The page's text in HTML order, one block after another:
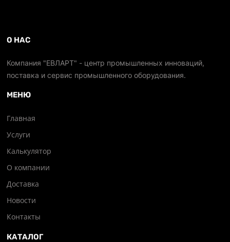
О НАС
Компания "ЕВЛАРТ" - центр промышленных инноваций,
поставка и сервис промышленного оборудования.
МЕНЮ
Главная
Услуги
Калькулятор
О компании
Доставка
Новости
Контакты
КАТАЛОГ